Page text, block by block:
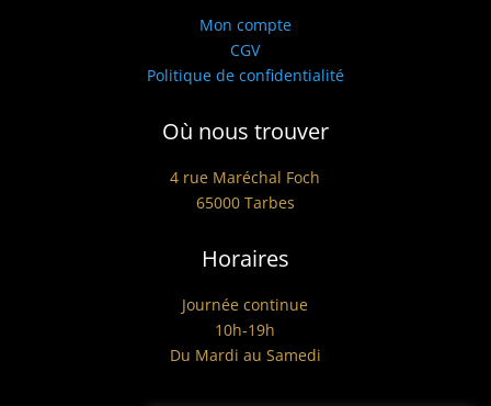
Mon compte
CGV
Politique de confidentialité
Où nous trouver
4 rue Maréchal Foch
65000 Tarbes
Horaires
Journée continue
10h-19h
Du Mardi au Samedi